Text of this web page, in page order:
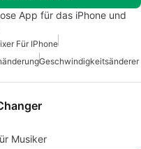
App für das iPhone und
Für IPhone
Geschwindigkeitsänderer
Musiker